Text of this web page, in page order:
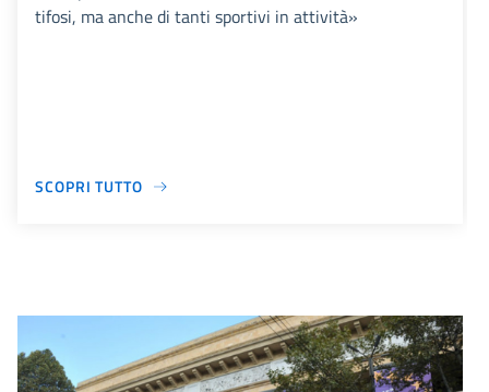
tifosi, ma anche di tanti sportivi in attività»
SCOPRI TUTTO